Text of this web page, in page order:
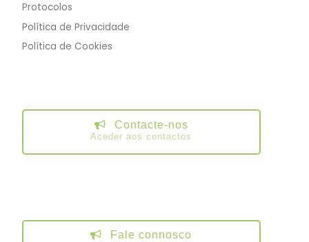
Protocolos
Política de Privacidade
Política de Cookies
Contacte-nos
Aceder aos contactos
Fale connosco